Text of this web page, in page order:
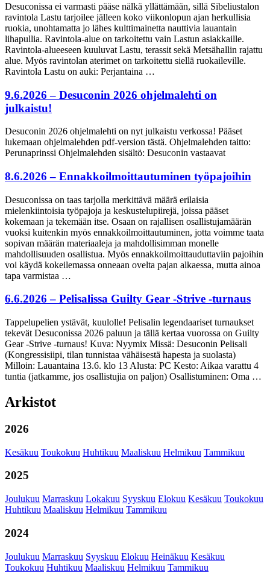
Desuconissa ei varmasti pääse nälkä yllättämään, sillä Sibeliustalon
ravintola Lastu tarjoilee jälleen koko viikonlopun ajan herkullisia
ruokia, unohtamatta jo lähes kulttimainetta nauttivia lauantain
lihapullia. Ravintola-alue on tarkoitettu vain Lastun asiakkaille.
Ravintola-alueeseen kuuluvat Lastu, terassit sekä Metsähallin rajattu
alue. Myös ravintolan aterimet on tarkoitettu siellä ruokaileville.
Ravintola Lastu on auki: Perjantaina …
9.6.2026 – Desuconin 2026 ohjelmalehti on
julkaistu!
Desuconin 2026 ohjelmalehti on nyt julkaistu verkossa! Pääset
lukemaan ohjelmalehden pdf-version tästä. Ohjelmalehden taitto:
Perunaprinssi Ohjelmalehden sisältö: Desuconin vastaavat
8.6.2026 – Ennakkoilmoittautuminen työpajoihin
Desuconissa on taas tarjolla merkittävä määrä erilaisia
mielenkiintoisia työpajoja ja keskustelupiirejä, joissa pääset
kokemaan ja tekemään itse. Osaan on rajallisen osallistujamäärän
vuoksi kuitenkin myös ennakkoilmoittautuminen, jotta voimme taata
sopivan määrän materiaaleja ja mahdollisimman monelle
mahdollisuuden osallistua. Myös ennakkoilmoittauduttaviin pajoihin
voi käydä kokeilemassa onneaan ovelta pajan alkaessa, mutta ainoa
tapa varmistaa …
6.6.2026 – Pelisalissa Guilty Gear -Strive -turnaus
Tappelupelien ystävät, kuulolle! Pelisalin legendaariset turnaukset
tekevät Desuconissa 2026 paluun ja tällä kertaa vuorossa on Guilty
Gear -Strive -turnaus! Kuva: Nyymix Missä: Desuconin Pelisali
(Kongressisiipi, tilan tunnistaa vähäisestä hapesta ja suolasta)
Milloin: Lauantaina 13.6. klo 13 Alusta: PC Kesto: Aikaa varattu 4
tuntia (jatkamme, jos osallistujia on paljon) Osallistuminen: Oma …
Arkistot
2026
Kesäkuu Toukokuu Huhtikuu Maaliskuu Helmikuu Tammikuu
2025
Joulukuu Marraskuu Lokakuu Syyskuu Elokuu Kesäkuu Toukokuu
Huhtikuu Maaliskuu Helmikuu Tammikuu
2024
Joulukuu Marraskuu Syyskuu Elokuu Heinäkuu Kesäkuu
Toukokuu Huhtikuu Maaliskuu Helmikuu Tammikuu